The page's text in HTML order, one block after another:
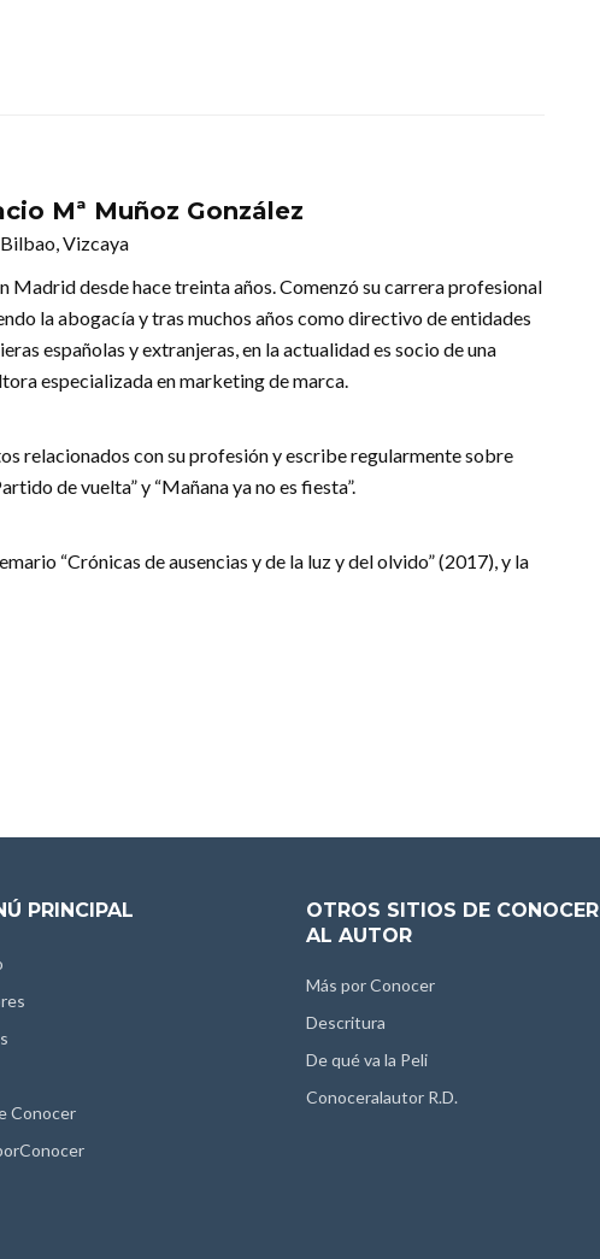
Mª Muñoz González
Vizcaya
Madrid desde hace treinta años. Comenzó su carrera profesional
la abogacía y tras muchos años como directivo de entidades
españolas y extranjeras, en la actualidad es socio de una
especializada en marketing de marca.
relacionados con su profesión y escribe regularmente sobre
de vuelta” y “Mañana ya no es fiesta”.
“Crónicas de ausencias y de la luz y del olvido” (2017), y la
PRINCIPAL
Conocer
OTROS SITIOS DE CONOCER
AL AUTOR
Más por Conocer
Descritura
De qué va la Peli
Conoceralautor R.D.